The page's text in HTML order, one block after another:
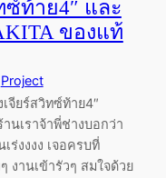
ซ์ท้าย4″ และ
ของแท้
Project
จียร์สวิทซ์ท้าย4″
นเราจ้าพี่ช่างบอกว่า
ร่งงงง เจอครบที่
งานเข้ารัวๆ สมใจด้วย